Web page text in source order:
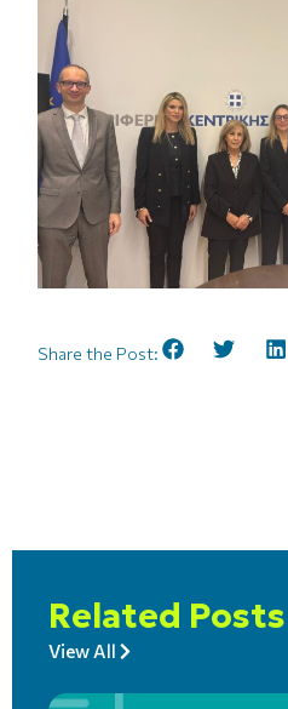
Share the Post:
Related Posts
View All